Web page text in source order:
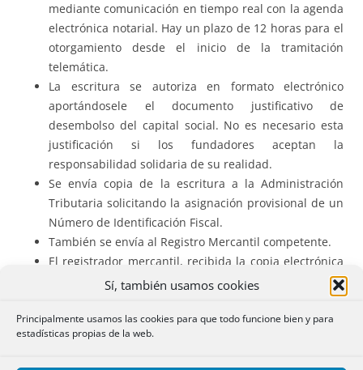
Sí, también usamos cookies
Principalmente usamos las cookies para que todo funcione bien y para
estadísticas propias de la web.
mediante comunicación en tiempo real con la agenda
electrónica notarial. Hay un plazo de 12 horas para el
otorgamiento desde el inicio de la tramitación
telemática.
La escritura se autoriza en formato electrónico
aportándosele el documento justificativo de
desembolso del capital social. No es necesario esta
justificación si los fundadores aceptan la
responsabilidad solidaria de su realidad.
Se envía copia de la escritura a la Administración
Tributaria solicitando la asignación provisional de un
Número de Identificación Fiscal.
También se envía al Registro Mercantil competente.
El registrador mercantil, recibida la copia electrónica
del CIRCE, junto con el NIF provisional asignado y la
justificación de la exención del ITPAJD, tiene 6 horas
hábiles para calificar e inscribir.
Remite al CIRCE el mismo día certificado de la